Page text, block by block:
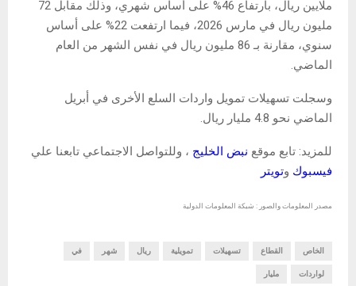
ملايين ريال، بارتفاع 46% على أساس شهري، وذلك مقابل 72
مليون ريال في مارس 2026، فيما ارتفعت 22% على أساس
سنوي، مقارنة بـ 86 مليون ريال في نفس الشهر من العام
الماضي.
وسجلت تسهيلات تمويل واردات السلع الأخرى في أبريل
الماضي نحو 4.8 مليار ريال.
للمزيد: تابع موقع نبض الخليج ، وللتواصل الاجتماعي تابعنا علي
فيسبوك وتويتر
مصدر المعلومات والصور : شبكة المعلومات الدولية
الخاص القطاع تسهيلات تمويلية ريال شهر في
لواردات مليار